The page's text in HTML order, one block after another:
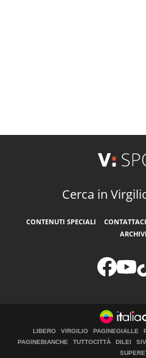
Cerca in
CONTENUTI SPECIALI CONTATTACI
LIBERO VIRGILIO PAGINEGIALLE
PAGINEBIANCHE
TUTTOCITTÀ DILEI